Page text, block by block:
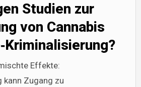
Studien zur
von Cannabis
Effekte:
kann Zugang zu